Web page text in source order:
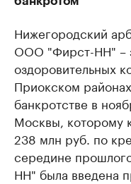
Нижегородский
ООО "Фирст-НН" –
оздоровительных
Приокском
банкротстве в
Москвы, которому
238 млн руб. по
середине
НН" была введена